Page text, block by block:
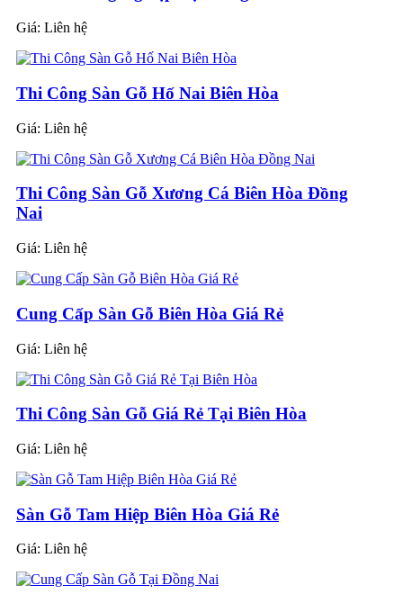
Giá: Liên hệ
Thi Công Sàn Gỗ Hố Nai Biên Hòa
Giá: Liên hệ
Thi Công Sàn Gỗ Xương Cá Biên Hòa Đồng
Nai
Giá: Liên hệ
Cung Cấp Sàn Gỗ Biên Hòa Giá Rẻ
Giá: Liên hệ
Thi Công Sàn Gỗ Giá Rẻ Tại Biên Hòa
Giá: Liên hệ
Sàn Gỗ Tam Hiệp Biên Hòa Giá Rẻ
Giá: Liên hệ